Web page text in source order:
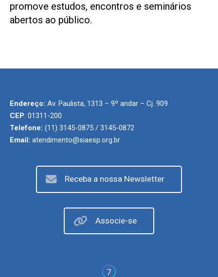
promove estudos, encontros e seminários
abertos ao público.
Endereço: Av. Paulista, 1313 – 9º andar – Cj. 909
CEP: 01311-200
Telefone: (11) 3145-0875 / 3145-0872
Email: atendimento@siaesp.org.br
Receba a nossa Newsletter
Associe-se